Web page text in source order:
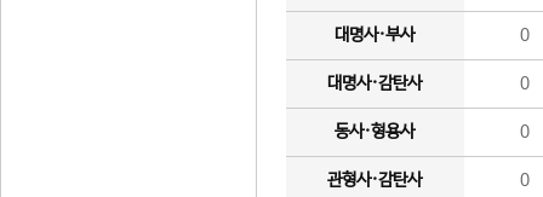
대명사·부사 0
대명사·감탄사 0
동사·형용사 0
관형사·감탄사 0